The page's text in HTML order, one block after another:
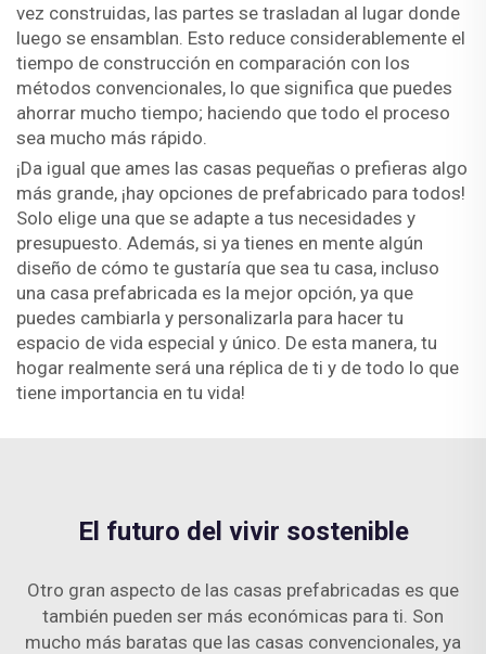
vez construidas, las partes se trasladan al lugar donde
luego se ensamblan. Esto reduce considerablemente el
tiempo de construcción en comparación con los
métodos convencionales, lo que significa que puedes
ahorrar mucho tiempo; haciendo que todo el proceso
sea mucho más rápido.
¡Da igual que ames las casas pequeñas o prefieras algo
más grande, ¡hay opciones de prefabricado para todos!
Solo elige una que se adapte a tus necesidades y
presupuesto. Además, si ya tienes en mente algún
diseño de cómo te gustaría que sea tu casa, incluso
una casa prefabricada es la mejor opción, ya que
puedes cambiarla y personalizarla para hacer tu
espacio de vida especial y único. De esta manera, tu
hogar realmente será una réplica de ti y de todo lo que
tiene importancia en tu vida!
El futuro del vivir sostenible
Otro gran aspecto de las casas prefabricadas es que
también pueden ser más económicas para ti. Son
mucho más baratas que las casas convencionales, ya